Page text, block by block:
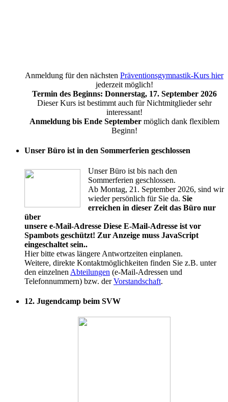
Anmeldung für den nächsten Präventionsgymnastik-Kurs hier
jederzeit möglich!
Termin des Beginns: Donnerstag, 17. September 2026
Dieser Kurs ist bestimmt auch für Nichtmitglieder sehr
interessant!
Anmeldung bis Ende September möglich dank flexiblem
Beginn!
Unser Büro ist in den Sommerferien geschlossen
Unser Büro ist bis nach den
Sommerferien geschlossen.
Ab Montag, 21. September 2026, sind wir
wieder persönlich für Sie da. Sie
erreichen in dieser Zeit das Büro nur
über
unsere e-Mail-Adresse Diese E-Mail-Adresse ist vor
Spambots geschützt! Zur Anzeige muss JavaScript
eingeschaltet sein..
Hier bitte etwas längere Antwortzeiten einplanen.
Weitere, direkte Kontaktmöglichkeiten finden Sie z.B. unter
den einzelnen Abteilungen (e-Mail-Adressen und
Telefonnummern) bzw. derVorstandschaft.
12. Jugendcamp beim SVW